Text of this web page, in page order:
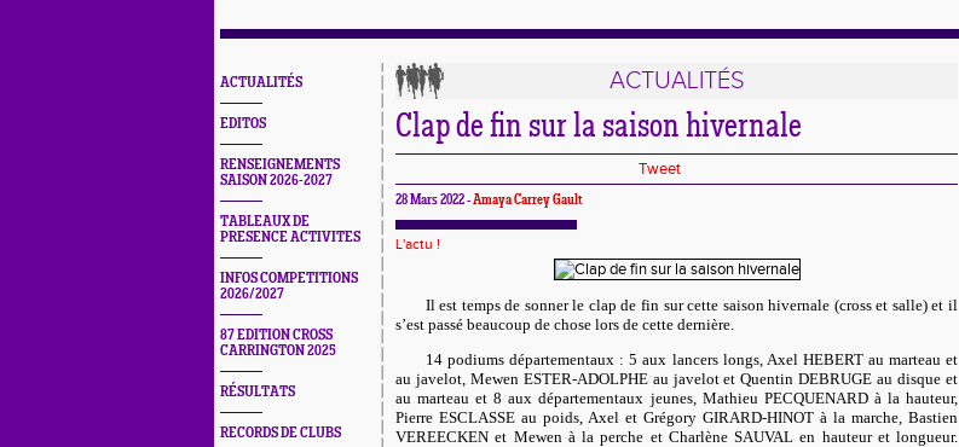
ACTUALITÉS
EDITOS
RENSEIGNEMENTS
SAISON 2026-2027
TABLEAUX DE
PRESENCE ACTIVITES
INFOS COMPETITIONS
2026/2027
87 EDITION CROSS
CARRINGTON 2025
RÉSULTATS
RECORDS DE CLUBS
ACTUALITÉS
Clap de fin sur la saison hivernale
Tweet
28 Mars 2022 -Amaya Carrey Gault
L'actu !
Il est temps de sonner le clap de fin sur cette saison hivernale (cross et salle) et il
s’est passé beaucoup de chose lors de cette dernière.
14 podiums départementaux : 5 aux lancers longs, Axel HEBERT au marteau et
au javelot, Mewen ESTER-ADOLPHE au javelot et Quentin DEBRUGE au disque et
au marteau et 8 aux départementaux jeunes, Mathieu PECQUENARD à la hauteur,
Pierre ESCLASSE au poids, Axel et Grégory GIRARD-HINOT à la marche, Bastien
VEREECKEN et Mewen à la perche et Charlène SAUVAL en hauteur et longueur.